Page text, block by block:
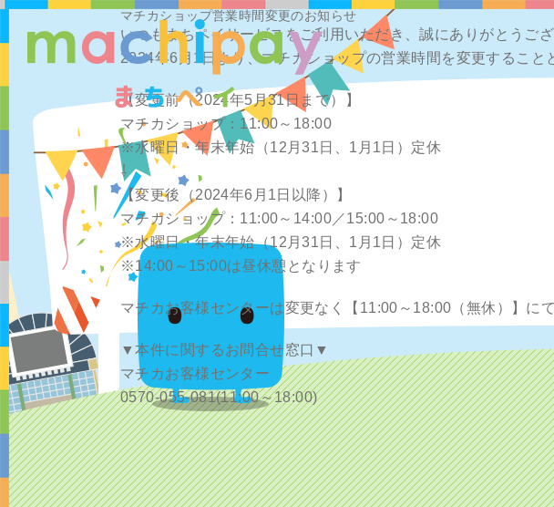
マチカショップ営業時間変更のお知らせ
いつもまちペイサービスをご利用いただき、誠にありがとうござ
2024年6月1日より、マチカショップの営業時間を変更すること
【変更前（2024年5月31日まで）】
マチカショップ：11:00～18:00
※水曜日・年末年始（12月31日、1月1日）定休
⇩
【変更後（2024年6月1日以降）】
マチカショップ：11:00～14:00／15:00～18:00
※水曜日・年末年始（12月31日、1月1日）定休
※14:00～15:00は昼休憩となります
マチカお客様センターは変更なく【11:00～18:00（無休）】に
▼本件に関するお問合せ窓口▼
マチカお客様センター
0570-055-081(11:00～18:00)